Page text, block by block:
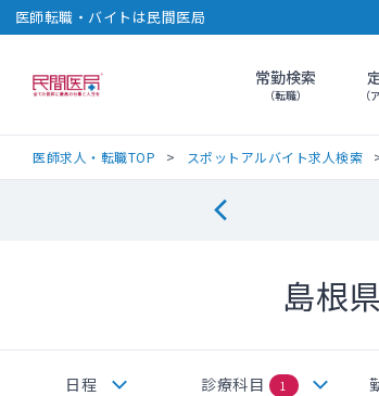
医師転職・バイトは民間医局
民間医局常勤検索
（転職） （
医師求人・転職TOP スポットアルバイト求人検索
島根
日程 診療科目 1